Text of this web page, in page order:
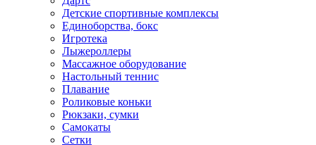
Детские спортивные комплексы
Единоборства, бокс
Игротека
Лыжероллеры
Массажное оборудование
Настольный теннис
Плавание
Роликовые коньки
Рюкзаки, сумки
Самокаты
Сетки